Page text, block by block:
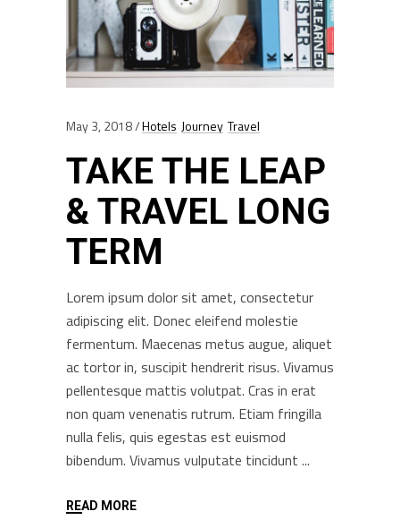
May 3, 2018 Hotels Journey Travel
TAKE THE LEAP
& TRAVEL LONG
TERM
Lorem ipsum dolor sit amet, consectetur
adipiscing elit. Donec eleifend molestie
fermentum. Maecenas metus augue, aliquet
ac tortor in, suscipit hendrerit risus. Vivamus
pellentesque mattis volutpat. Cras in erat
non quam venenatis rutrum. Etiam fringilla
nulla felis, quis egestas est euismod
bibendum. Vivamus vulputate tincidunt
READ MORE